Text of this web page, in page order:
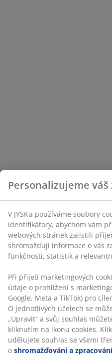
Personalizujeme váš
V JYSKu používáme soubory
identifikátory, abychom vám
webových stránek zajistili
shromažďují informace o vás
funkčnosti, statistik a
Při přijetí marketingových
údaje o prohlížení s
Google, Meta a TikTok) pro
O jednotlivých účelech se
„Upravit“ a svůj souhlas
kliknutím na ikonu cookies.
udělujete souhlas se všemi
o shromažďování a